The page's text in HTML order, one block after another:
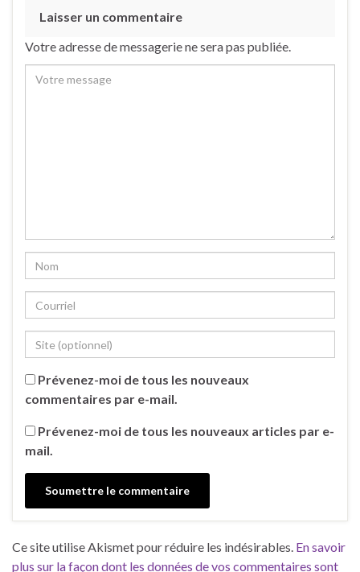
Laisser un commentaire
Votre adresse de messagerie ne sera pas publiée.
Prévenez-moi de tous les nouveaux
commentaires par e-mail.
Prévenez-moi de tous les nouveaux articles par e-
mail.
Ce site utilise Akismet pour réduire les indésirables. En savoir
plus sur la façon dont les données de vos commentaires sont